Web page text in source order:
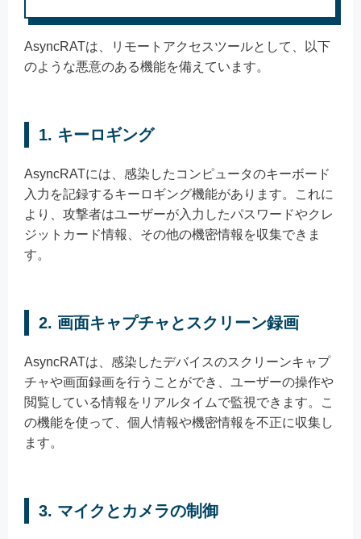
AsyncRATは、リモートアクセスツールとして、以下
のような悪意のある機能を備えています。
1. キーロギング
AsyncRATには、感染したコンピュータのキーボード
入力を記録するキーロギング機能があります。これに
より、攻撃者はユーザーが入力したパスワードやクレ
ジットカード情報、その他の機密情報を収集できま
す。
2. 画面キャプチャとスクリーン録画
AsyncRATは、感染したデバイスのスクリーンキャプ
チャや画面録画を行うことができ、ユーザーの操作や
閲覧している情報をリアルタイムで監視できます。こ
の機能を使って、個人情報や機密情報を不正に収集し
ます。
3. マイクとカメラの制御